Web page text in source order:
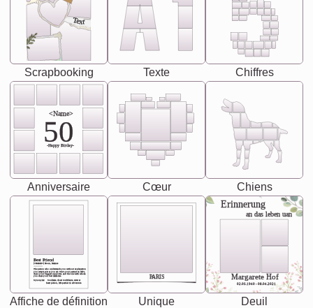
Text
Scrapbooking Texte Chiffres
<Name>
50
-Happy Birday-
Anniversaire Cœur Chiens
Best Friend
[<NAME>] Noun, feminie
Synonyms: Soulmate, closet confidante, sister at
heart person, life partner in adventure.
The person who understands you without explanation
you accepts just as you are. She's your partner in life's,
chaos your biggest supporter, and the one with whom
you share your best memories.
Affiche de définition
PARIS
Unique
Erinnerung
an das leben uan
Margarete Hof
02.05.1940 - 08.04.2021
Deuil